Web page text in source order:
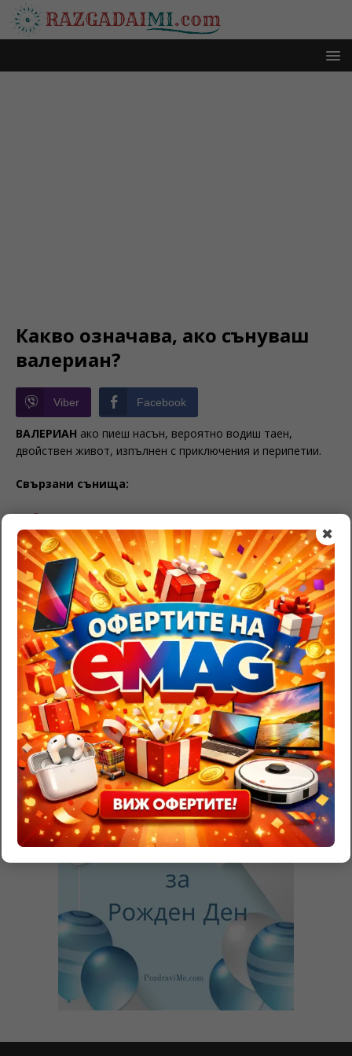
✖
Какво означава, ако сънуваш
валериан?
Viber Facebook
ВАЛЕРИАН ако пиеш насън, вероятно водиш таен,
двойствен живот, изпълнен с приключения и перипетии.
Свързани сънища:
Сънувах мазилка
Значение на тамбура в съня
Тълкуване на сън с чаени чаши
BE THE FIRST TO COMMENT
Leave a Reply
Трябва давлезете , за да публикувате коментар.
RazgadaiMi.com>Съновник – тълкуване на сънища>
Валериан